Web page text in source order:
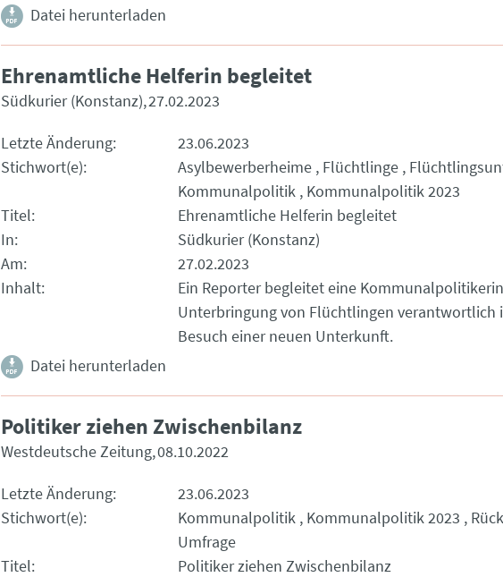
Datei herunterladen
Ehrenamtliche Helferin begleitet
Südkurier (Konstanz) 27.02.2023
Letzte Änderung
23.06.2023
Stichwort(e)
Asylbewerberheime Flüchtlinge
Kommunalpolitik Kommunalpolitik 2023
Titel
Ehrenamtliche Helferin begleitet
In
Südkurier (Konstanz)
Am
27.02.2023
Inhalt
Ein Reporter begleitet eine
Unterbringung von Flüchtlingen verantwortlich
Besuch einer neuen Unterkunft.
Datei herunterladen
Politiker ziehen Zwischenbilanz
Westdeutsche Zeitung 08.10.2022
Letzte Änderung
23.06.2023
Stichwort(e)
Kommunalpolitik Kommunalpolitik 2023
Umfrage
Titel
Politiker ziehen Zwischenbilanz